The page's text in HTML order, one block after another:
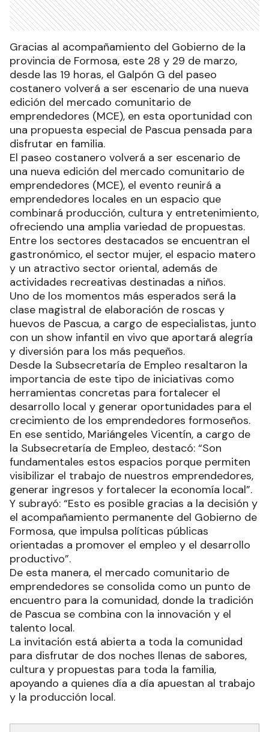
Gracias al acompañamiento del Gobierno de la
provincia de Formosa, este 28 y 29 de marzo,
desde las 19 horas, el Galpón G del paseo
costanero volverá a ser escenario de una nueva
edición del mercado comunitario de
emprendedores (MCE), en esta oportunidad con
una propuesta especial de Pascua pensada para
disfrutar en familia.
El paseo costanero volverá a ser escenario de
una nueva edición del mercado comunitario de
emprendedores (MCE), el evento reunirá a
emprendedores locales en un espacio que
combinará producción, cultura y entretenimiento,
ofreciendo una amplia variedad de propuestas.
Entre los sectores destacados se encuentran el
gastronómico, el sector mujer, el espacio matero
y un atractivo sector oriental, además de
actividades recreativas destinadas a niños.
Uno de los momentos más esperados será la
clase magistral de elaboración de roscas y
huevos de Pascua, a cargo de especialistas, junto
con un show infantil en vivo que aportará alegría
y diversión para los más pequeños.
Desde la Subsecretaría de Empleo resaltaron la
importancia de este tipo de iniciativas como
herramientas concretas para fortalecer el
desarrollo local y generar oportunidades para el
crecimiento de los emprendedores formoseños.
En ese sentido, Mariángeles Vicentín, a cargo de
la Subsecretaría de Empleo, destacó: “Son
fundamentales estos espacios porque permiten
visibilizar el trabajo de nuestros emprendedores,
generar ingresos y fortalecer la economía local”.
Y subrayó: “Esto es posible gracias a la decisión y
el acompañamiento permanente del Gobierno de
Formosa, que impulsa políticas públicas
orientadas a promover el empleo y el desarrollo
productivo”.
De esta manera, el mercado comunitario de
emprendedores se consolida como un punto de
encuentro para la comunidad, donde la tradición
de Pascua se combina con la innovación y el
talento local.
La invitación está abierta a toda la comunidad
para disfrutar de dos noches llenas de sabores,
cultura y propuestas para toda la familia,
apoyando a quienes día a día apuestan al trabajo
y la producción local.